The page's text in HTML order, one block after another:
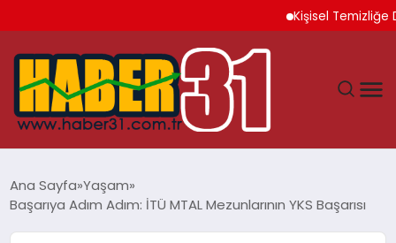
Kişisel Temizliğe
HATAY
Ana Sayfa Yaşam
Başarıya Adım Adım: İTÜ MTAL Mezunlarının YKS Başarısı